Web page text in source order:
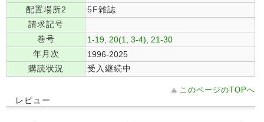
配置場所2
5F雑誌
請求記号
巻号
1-19, 20(1, 3-4), 21-30
年月次
1996-2025
購読状況
受入継続中
このページのTOPへ
レビュー